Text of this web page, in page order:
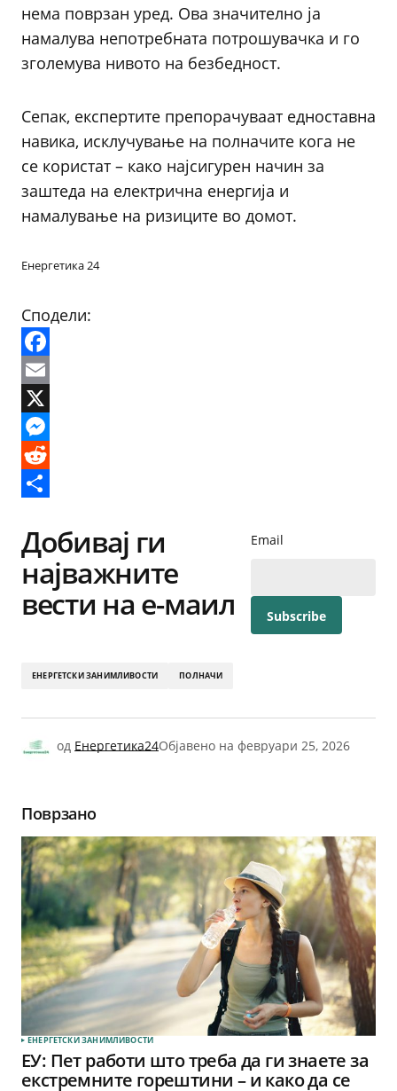
нема поврзан уред. Ова значително ја
намалува непотребната потрошувачка и го
зголемува нивото на безбедност.
Сепак, експертите препорачуваат едноставна
навика, исклучување на полначите кога не
се користат – како најсигурен начин за
заштеда на електрична енергија и
намалување на ризиците во домот.
Енергетика 24
Сподели:
Facebook
Email
X
Messenger
Reddit
Добивај ги
најважните
вести на е-маил
Email
ЕНЕРГЕТСКИ ЗАНИМЛИВОСТИ ПОЛНАЧИ
од Енергетика24Објавено на февруари 25, 2026
Поврзано
ЕНЕРГЕТСКИ ЗАНИМЛИВОСТИ
ЕУ: Пет работи што треба да ги знаете за
екстремните горештини – и како да се